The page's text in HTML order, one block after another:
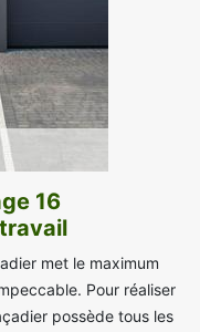
16
met le maximum
Pour réaliser
possède tous les